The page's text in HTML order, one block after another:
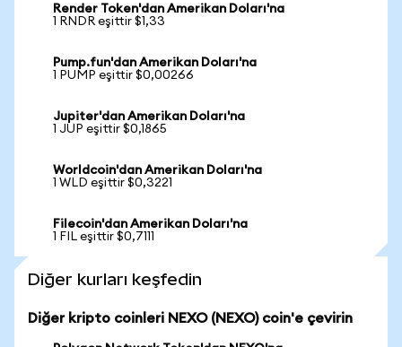
Render Token'dan Amerikan Doları'na
1 RNDR eşittir $1,33
Pump.fun'dan Amerikan Doları'na
1 PUMP eşittir $0,00266
Jupiter'dan Amerikan Doları'na
1 JUP eşittir $0,1865
Worldcoin'dan Amerikan Doları'na
1 WLD eşittir $0,3221
Filecoin'dan Amerikan Doları'na
1 FIL eşittir $0,7111
Diğer kurları keşfedin
Diğer kripto coinleri NEXO (NEXO) coin'e çevirin